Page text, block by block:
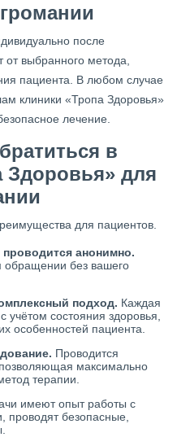
после
выбранного метода,
пациента. В любом случае
клиники «Тропа Здоровья»
лечение.
в
Здоровья» для
для пациентов.
анонимно.
обращении без вашего
подход. Каждая
учётом состояния здоровья,
особенностей пациента.
Проводится
максимально
терапии.
имеют опыт работы с
безопасные,